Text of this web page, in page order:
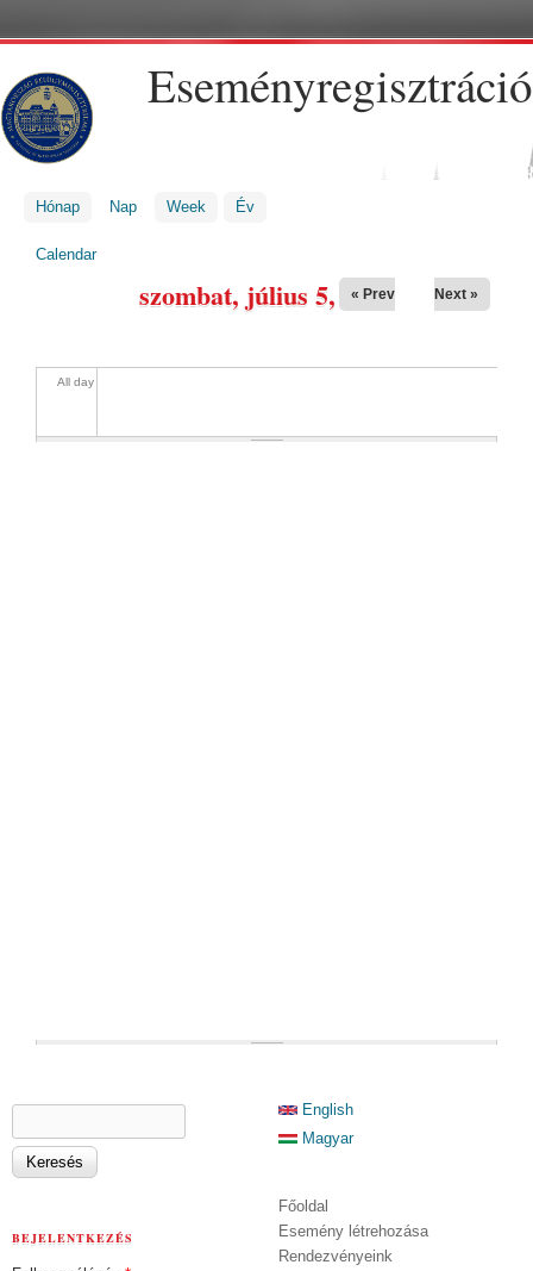
Eseményregisztráció
Hónap Nap (aktív fül)
Week Év
JELENLEGI HELY
Calendar
szombat, július 5, 2025
« Prev Next »
All day
KERESÉS ŰRLAP
BEJELENTKEZÉS
English
Magyar
Főoldal
Esemény létrehozása
Rendezvényeink